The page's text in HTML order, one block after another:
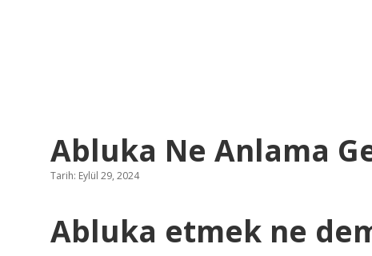
Abluka Ne Anlama
Tarih: Eylül 29, 2024
Abluka etmek ne